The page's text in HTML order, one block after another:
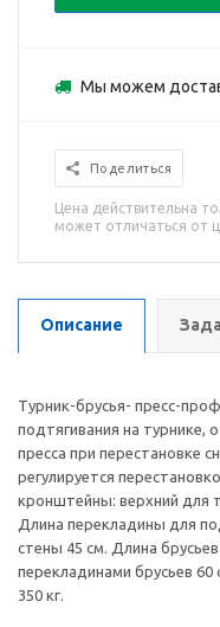
Мы можем
Поделиться
Цена действительна
может отличаться от
Описание
Турник-брусья- пресс-
подтягивания на турнике,
пресса при перестановке
регулируется
кронштейны: верхний для
Длина перекладины для
стены 45 см. Длина
перекладинами брусьев 60
350 кг.